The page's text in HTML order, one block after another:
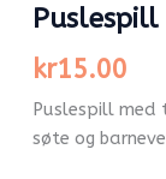
kr15.00
Puslespill
søte og